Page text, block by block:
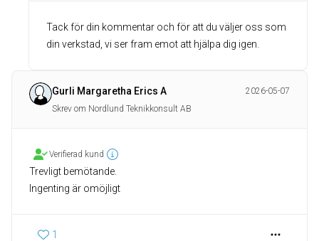
Tack för din kommentar och för att du väljer oss som
din verkstad, vi ser fram emot att hjälpa dig igen.
Gurli Margaretha Erics A
2026-05-07
Skrev om Nordlund Teknikkonsult AB
Verifierad kund
Trevligt bemötande.
Ingenting är omöjligt
1